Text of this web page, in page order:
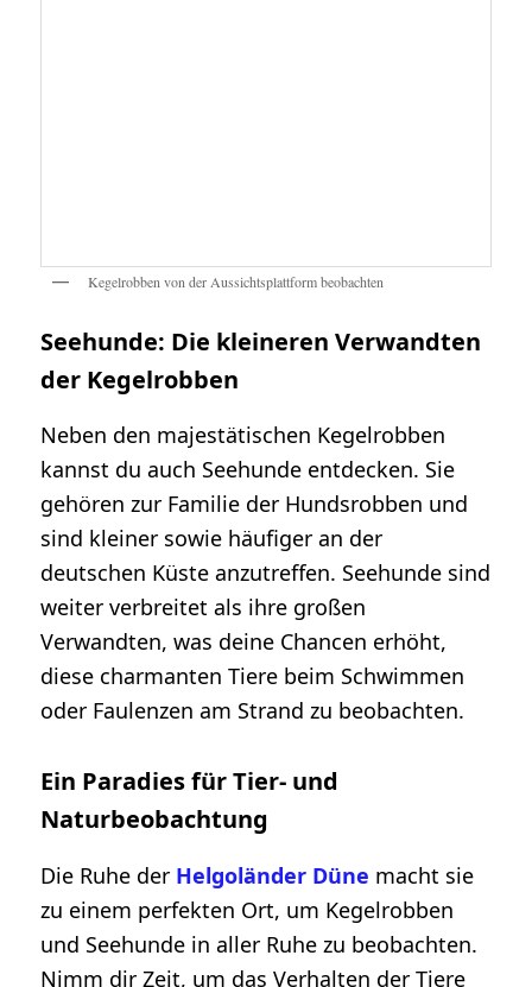
Kegelrobben von der Aussichtsplattform beobachten
Seehunde: Die kleineren Verwandten
der Kegelrobben
Neben den majestätischen Kegelrobben
kannst du auch Seehunde entdecken. Sie
gehören zur Familie der Hundsrobben und
sind kleiner sowie häufiger an der
deutschen Küste anzutreffen. Seehunde sind
weiter verbreitet als ihre großen
Verwandten, was deine Chancen erhöht,
diese charmanten Tiere beim Schwimmen
oder Faulenzen am Strand zu beobachten.
Ein Paradies für Tier- und
Naturbeobachtung
Die Ruhe der Helgoländer Düne macht sie
zu einem perfekten Ort, um Kegelrobben
und Seehunde in aller Ruhe zu beobachten.
Nimm dir Zeit, um das Verhalten der Tiere